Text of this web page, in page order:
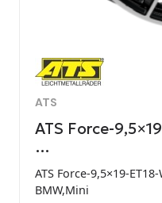
ATS
ATS Force-
…
ATS Force-9,5×19-
BMW,Mini